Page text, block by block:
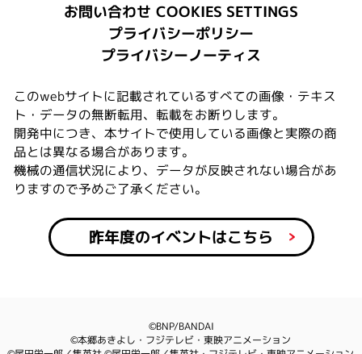
お問い合わせ COOKIES SETTINGS
プライバシーポリシー
プライバシーノーティス
このwebサイトに記載されているすべての画像・テキス
ト・データの無断転用、転載をお断りします。
開発中につき、本サイトで使用している画像と実際の商
品とは異なる場合があります。
機械の通信状況により、データが反映されない場合があ
りますので予めご了承ください。
昨年度のイベントはこちら
©BNP/BANDAI
©本郷あきよし・フジテレビ・東映アニメーション